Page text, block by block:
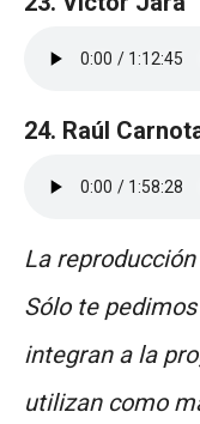
24. Raúl
La
Sólo te
integran a la
utilizan como